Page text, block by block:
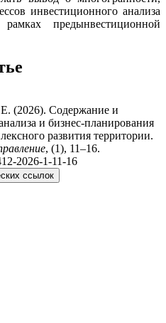
инвестиционного анализа
предын­вестиционной
(2026). Содержание и
и бизнес-планирования
развития территории.
, (1), 11–16.
2026-1-11-16
ссылок